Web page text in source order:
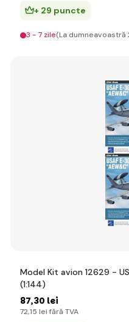
+ 29 puncte
3 - 7 zile(La dumneavoastră
Model Kit avion 12629 -
(1:144)
87,30 lei
72,15 lei fără TVA